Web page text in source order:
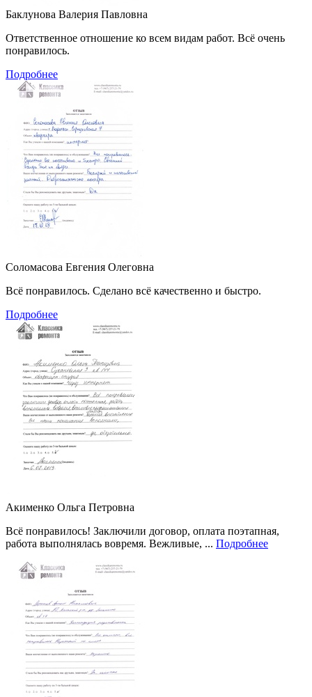
Баклунова Валерия Павловна
Ответственное отношение ко всем видам работ. Всё очень
понравилось.
Подробнее
Соломасова Евгения Олеговна
Всё понравилось. Сделано всё качественно и быстро.
Подробнее
Акименко Ольга Петровна
Всё понравилось! Заключили договор, оплата поэтапная,
работа выполнялась вовремя. Вежливые, ... Подробнее